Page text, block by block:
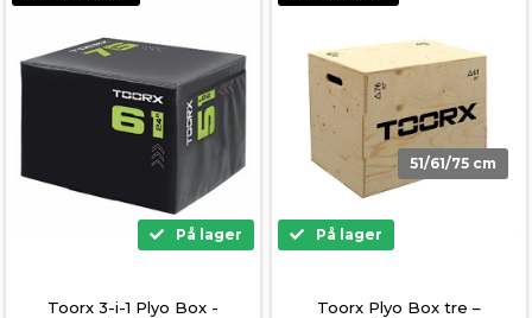
På lager
Toorx 3-i-1 Plyo Box -
51/61/75 cm
På lager
Toorx Plyo Box tre –